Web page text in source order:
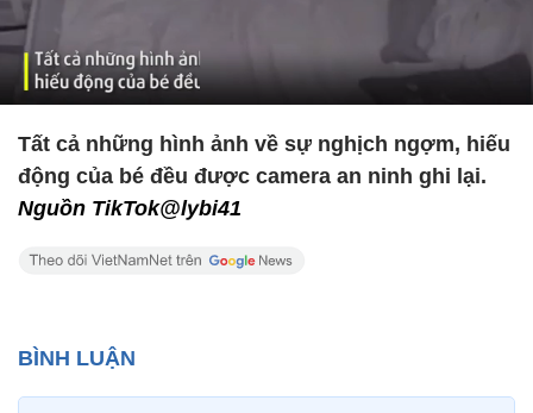
Tất cả những hình ảnh về sự nghịch ngợm, hiếu
động của bé đều được camera an ninh ghi lại.
Nguồn TikTok@lybi41